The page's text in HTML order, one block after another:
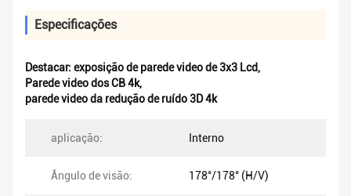
Especificações
Destacar: exposição de parede video de 3x3 Lcd,
Parede video dos CB 4k,
parede video da redução de ruído 3D 4k
aplicação: Interno
Ângulo de visão: 178°/178° (H/V)